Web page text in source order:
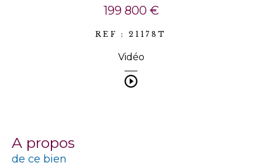
199 800 €
REF : 21178T
Vidéo
a propos
de ce bien